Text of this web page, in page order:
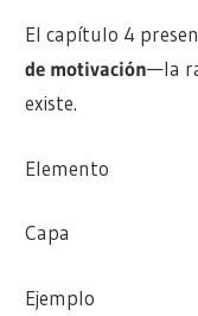
El capítulo 4
de motivación—la
existe.
Elemento
Capa
Ejemplo